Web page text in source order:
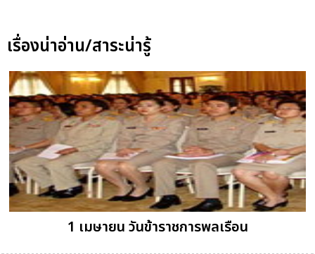
เรื่องน่าอ่าน/สาระน่ารู้
1 เมษายน วันข้าราชการพลเรือน